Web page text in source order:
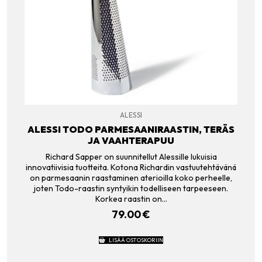
ALESSI
ALESSI TODO PARMESAANIRAASTIN, TERÄS
JA VAAHTERAPUU
Richard Sapper on suunnitellut Alessille lukuisia
innovatiivisia tuotteita. Kotona Richardin vastuutehtävänä
on parmesaanin raastaminen aterioilla koko perheelle,
joten Todo-raastin syntyikin todelliseen tarpeeseen.
Korkea raastin on…
79.00€
LISÄÄ OSTOSKORIIN